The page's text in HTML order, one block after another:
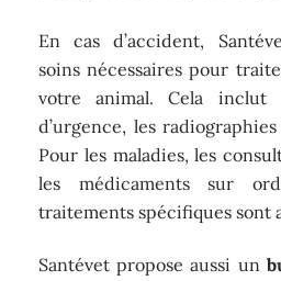
En cas d’accident,
soins nécessaires pour
votre animal. Cela inclut
d’urgence, les
Pour les maladies, les
les médicaments sur
traitements spécifiques sont
Santévet propose aussi un